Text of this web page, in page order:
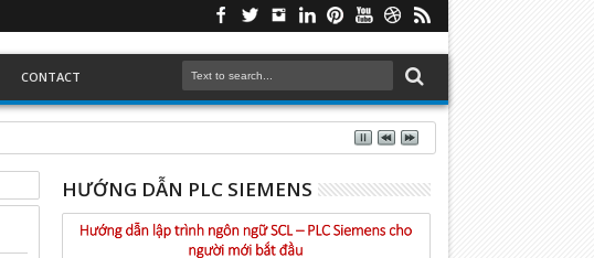
CONTACT
HƯỚNG DẪN PLC SIEMENS